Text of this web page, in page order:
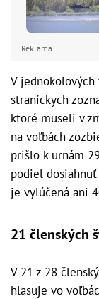
Reklama
V
straníckych
ktoré museli v
na voľbách
prišlo k urnám
podiel
je vylúčená ani
21 členských
V 21 z 28
hlasuje vo